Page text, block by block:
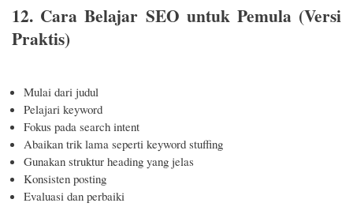
12. Cara Belajar SEO untuk Pemula (Versi
Praktis)
Mulai dari judul
Pelajari keyword
Fokus pada search intent
Abaikan trik lama seperti keyword stuffing
Gunakan struktur heading yang jelas
Konsisten posting
Evaluasi dan perbaiki